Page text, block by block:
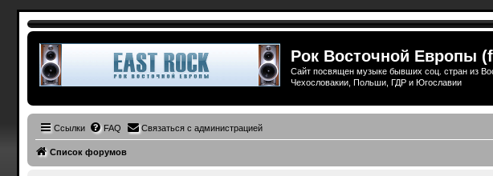
Рок Восточной Европы
Сайт посвящен музыке бывших соц. стран из
Чехословакии, Польши, ГДР и Югославии
Ссылки FAQ Связаться с администрацией
Список форумов